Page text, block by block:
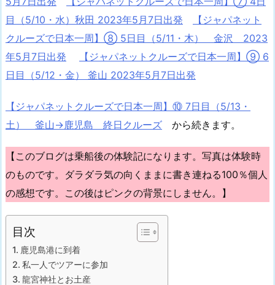
目（5/10・水）秋田 2023年5月7日出発
【ジャパネット
クルーズで日本一周】⑧ 5日目（5/11・木） 金沢 2023
年5月7日出発
【ジャパネットクルーズで日本一周】⑨ 6
日目（5/12・金） 釜山 2023年5月7日出発
【ジャパネットクルーズで日本一周】⑩ 7日目（5/13・
土） 釜山→鹿児島 終日クルーズ から続きます。
【このブログは乗船後の体験記になります。写真は体験時
のものです。ダラダラ気の向くままに書き連ねる100％個人
の感想です。この後はピンクの背景にしません。】
目次
鹿児島港に到着
私一人でツアーに参加
龍宮神社とお土産